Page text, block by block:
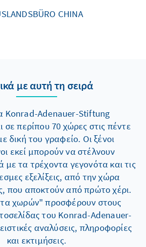
CHINA
με αυτή τη σειρά
Konrad-Adenauer-Stiftung
σε περίπου 70 χώρες στις πέντε
δική του γραφείο. Οι ξένοι
εκεί μπορούν να στέλνουν
με τα τρέχοντα γεγονότα και τις
εξελίξεις, από την χώρα
που αποκτούν από πρώτο χέρι.
χωρών" προσφέρουν στους
του Konrad-Adenauer-
αναλύσεις, πληροφορίες
και εκτιμήσεις.